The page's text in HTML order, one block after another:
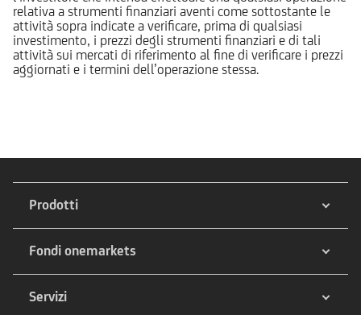
relativa a strumenti finanziari aventi come sottostante le
attività sopra indicate a verificare, prima di qualsiasi
investimento, i prezzi degli strumenti finanziari e di tali
attività sui mercati di riferimento al fine di verificare i prezzi
aggiornati e i termini dell’operazione stessa.
Prodotti
Fondi onemarkets
Servizi